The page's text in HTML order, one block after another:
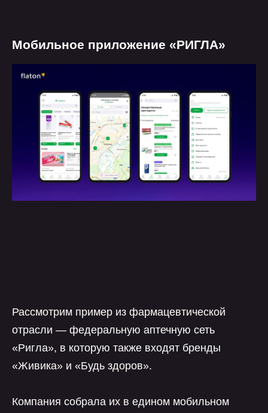
Мобильное приложение «РИГЛА»
Рассмотрим пример из фармацевтической
отрасли — федеральную аптечную сеть
«Ригла», в которую также входят бренды
«Живика» и «Будь здоров».
Компания собрала их в едином мобильном